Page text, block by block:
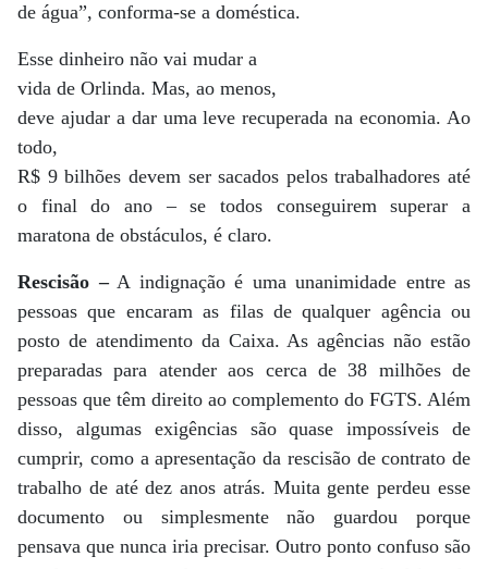
de água”, conforma-se a doméstica.
Esse dinheiro não vai mudar a
vida de Orlinda. Mas, ao menos,
deve ajudar a dar uma leve recuperada na economia. Ao
todo,
R$ 9 bilhões devem ser sacados pelos trabalhadores até
o final do ano – se todos conseguirem superar a
maratona de obstáculos, é claro.
Rescisão –A indignação é uma unanimidade entre as
pessoas que encaram as filas de qualquer agência ou
posto de atendimento da Caixa. As agências não estão
preparadas para atender aos cerca de 38 milhões de
pessoas que têm direito ao complemento do FGTS. Além
disso, algumas exigências são quase impossíveis de
cumprir, como a apresentação da rescisão de contrato de
trabalho de até dez anos atrás. Muita gente perdeu esse
documento ou simplesmente não guardou porque
pensava que nunca iria precisar. Outro ponto confuso são